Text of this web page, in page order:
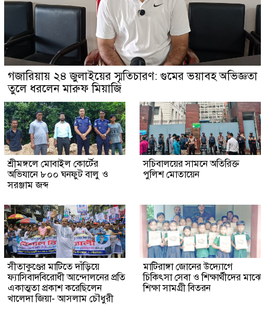
গজারিয়ায় ২৪ জুলাইয়ের স্মৃতিচারণ: গুমের ভয়াবহ অভিজ্ঞতা
তুলে ধরলেন মারুফ মিয়াজি
শ্রীমঙ্গলে মোবাইল কোর্টের
অভিযানে ৮০০ ঘনফুট বালু ও
সরঞ্জাম জব্দ
সচিবালয়ের সামনে অতিরিক্ত
পুলিশ মোতায়েন
সীতাকুণ্ডের মাটিতে দাঁড়িয়ে
ফ্যাসিবাদবিরোধী আন্দোলনের প্রতি
একাত্মতা প্রকাশ করেছিলেন
খালেদা জিয়া- আসলাম চৌধুরী
মাটিরাঙ্গা জোনের উদ্যোগে
চিকিৎসা সেবা ও শিক্ষার্থীদের মাঝে
শিক্ষা সামগ্রী বিতরন